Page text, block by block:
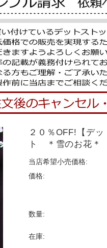
２０％OFF!【デ
ト ＊雪のお花＊
当店希望小売価格:
価格:
数量:
在庫: